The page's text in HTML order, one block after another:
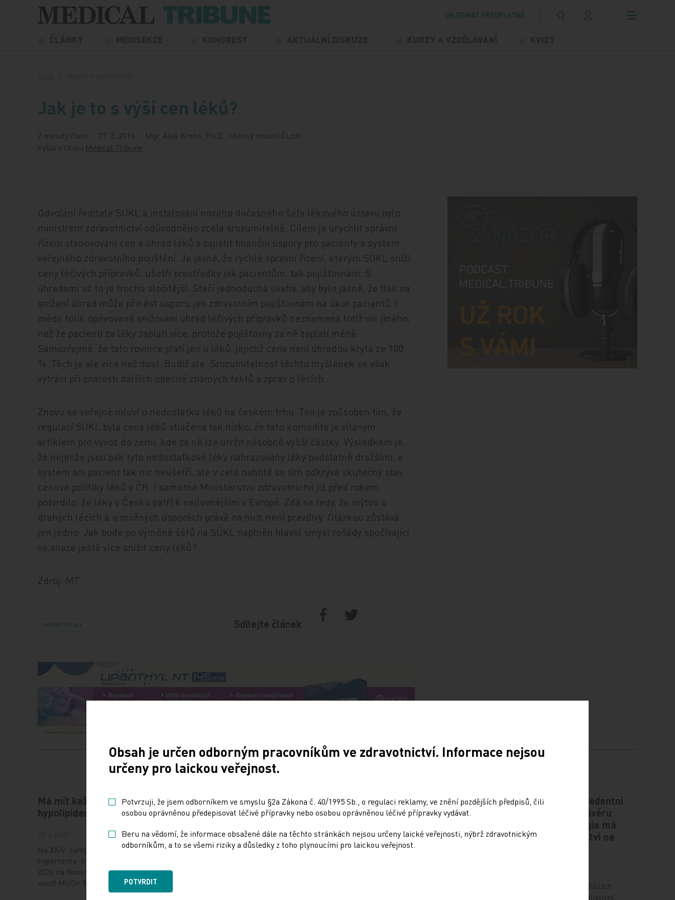
Přeskočit na obsah
OBJEDNAT PŘEDPLATNÉ
Jak je to s výší cen léků?
2 minuty čtení 17. 2. 2014
Mgr. Aleš Krebs, Ph.D., tiskový mluvčí ČLnK
Vyšlo v titulu Medical Tribune
Odvolání ředitele SÚKL a instalování nového dočasného šéfa lékového ústavu bylo
ministrem zdravotnictví odůvodněno zcela srozumitelně. Cílem je urychlit správní
řízení stanovování cen a úhrad léků a zajistit finanční úspory pro pacienty a systém
veřejného zdravotního pojištění. Je jasné, že rychlé správní řízení, kterým SÚKL sníží
ceny léčivých přípravků, ušetří prostředky jak pacientům, tak pojišťovnám. S
úhradami už to je trochu složitější. Stačí jednoduchá úvaha, aby bylo jasné, že tlak na
snížení úhrad může přinést úsporu jen zdravotním pojišťovnám na úkor pacientů. I
médii tolik opěvované snižování úhrad léčivých přípravků neznamená totiž nic jiného,
než že pacienti za léky zaplatí více, protože pojišťovny za ně zaplatí méně.
Samozřejmě, že tato rovnice platí jen u léků, jejichž cena není úhradou kryta ze 100
%. Těch je ale více než dost. Budiž ale. Srozumitelnost těchto myšlenek se však
vytrácí při znalosti dalších obecně známých faktů a zpráv o lécích…
Znovu se veřejně mluví o nedostatku léků na českém trhu. Ten je způsoben tím, že
regulací SÚKL byla cena léků stlačena tak nízko, že tato komodita je vítaným
artiklem pro vývoz do zemí, kde za ně lze utržit násobně vyšší částky. Výsledkem je,
že nejenže jsou pak tyto nedostatkové léky nahrazovány léky podstatně dražšími, a
systém ani pacient tak nic neušetří, ale v celé nahotě se tím odkrývá skutečný stav
cenové politiky léků v ČR. I samotné Ministerstvo zdravotnictví již před rokem
potvrdilo, že léky v Česku patří k nejlevnějším v Evropě. Zdá se tedy, že mýtus o
drahých lécích a o možných úsporách právě na nich není pravdivý. Otázkou zůstává
jen jedno. Jak bude po výměně šéfů na SÚKL naplněn hlavní smysl rošády spočívající
ve snaze ještě více snížit ceny léků?
Zdroj: MT
IMPORT: TITULY Sdílejte článek
Má mít každý hypertonik
hypolipidemikum?
Na XXIV. sympoziu arteriální
hypertenze, které se konalo 1. dubna
2026 na Novoměstské radnici v Praze,
uvedl MUDr. Martin Šatný, Ph.D., ze III.
Hot Line letošního kongresu
ESC odhaleny
6. 8. 2026
Evropská kardiologická společnost
Psychiatrická nemocnice
Bohnice ukazuje strategii v
5. 8. 2026
Česko čeká bezprecedentní
nárůst pacientů v závěru
života. Nová strategie má
připravit zdravotnictví na
Počet lidí, kteří budou v příštích
desetiletích potřebovat paliativní,
Obsah je určen odborným pracovníkům ve zdravotnictví. Informace nejsou
určeny pro laickou veřejnost.
Potvrzuji, že jsem odborníkem ve smyslu §2a Zákona č. 40/1995 Sb., o regulaci reklamy, ve znění pozdějších předpisů, čili
osobou oprávněnou předepisovat léčivé přípravky nebo osobou oprávněnou léčivé přípravky vydávat.
Beru na vědomí, že informace obsažené dále na těchto stránkách nejsou určeny laické veřejnosti, nýbrž zdravotnickým
odborníkům, a to se všemi riziky a důsledky z toho plynoucími pro laickou veřejnost.
POTVRDIT